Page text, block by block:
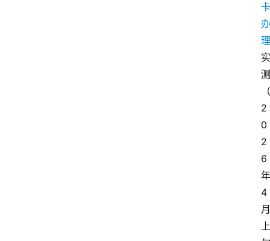
卡
办
理
实
测
（
2
0
2
6
年
4
月
上